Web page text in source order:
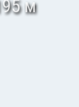
м